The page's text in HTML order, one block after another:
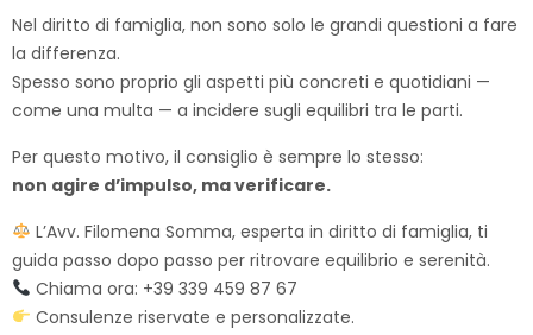
Nel diritto di famiglia, non sono solo le grandi questioni a fare
la differenza.
Spesso sono proprio gli aspetti più concreti e quotidiani —
come una multa — a incidere sugli equilibri tra le parti.
Per questo motivo, il consiglio è sempre lo stesso:
non agire d’impulso, ma verificare.
L’Avv. Filomena Somma, esperta in diritto di famiglia, ti
guida passo dopo passo per ritrovare equilibrio e serenità.
Chiama ora: +39 339 459 87 67
Consulenze riservate e personalizzate.